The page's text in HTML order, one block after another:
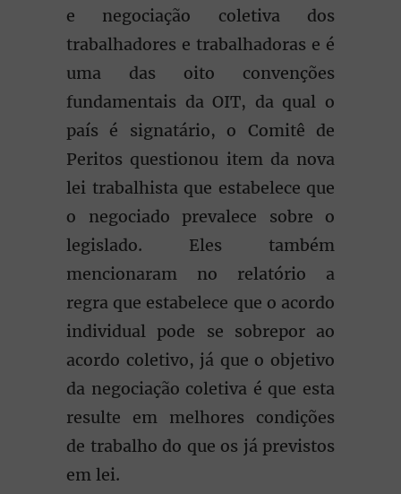
e negociação coletiva dos
trabalhadores e trabalhadoras e é
uma das oito convenções
fundamentais da OIT, da qual o
país é signatário, o Comitê de
Peritos questionou item da nova
lei trabalhista que estabelece que
o negociado prevalece sobre o
legislado. Eles também
mencionaram no relatório a
regra que estabelece que o acordo
individual pode se sobrepor ao
acordo coletivo, já que o objetivo
da negociação coletiva é que esta
resulte em melhores condições
de trabalho do que os já previstos
em lei.